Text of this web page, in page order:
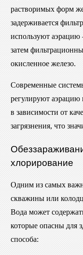
растворимых форм
задерживается
используют
затем
окисленное железо.
Современные
регулируют
в зависимости от
загрязнения, что
хлорирование
Одним из самых
скважины или
Вода может
которые опасны для
способа: